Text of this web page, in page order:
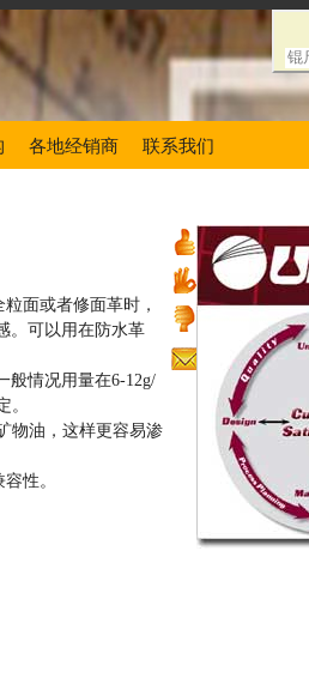
各地经销商 联系我们
面或者修面革时，
。可以用在防水革
般情况用量在6-12g/
。
物油，这样更容易渗
性。